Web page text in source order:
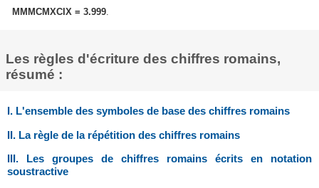
MMMCMXCIX = 3.999.
Les règles d'écriture des chiffres romains,
résumé :
I. L'ensemble des symboles de base des chiffres romains
II. La règle de la répétition des chiffres romains
III. Les groupes de chiffres romains écrits en notation
soustractive